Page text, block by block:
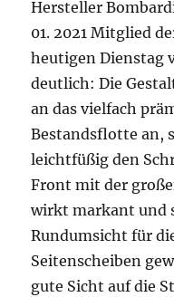
Hersteller
01. 2021 Mitglied
heutigen Dienstag
deutlich: Die
an das vielfach
Bestandsflotte an,
leichtfüßig den
Front mit der
wirkt markant und
Rundumsicht für
Seitenscheiben
gute Sicht auf die